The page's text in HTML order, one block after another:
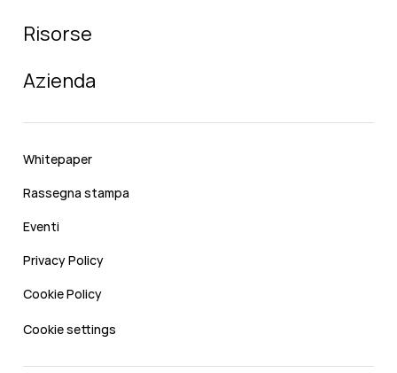
Risorse
Azienda
Whitepaper
Rassegna stampa
Eventi
Privacy Policy
Cookie Policy
Cookie settings